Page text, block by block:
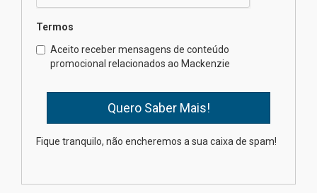
Brasília prepara seus
estudantes para o PAS antes
mesmo do Ensino Médio
na educação dos filhos além da
Termos
Aceito receber mensagens de conteúdo
promocional relacionados ao Mackenzie
Fique tranquilo, não encheremos a sua caixa de spam!